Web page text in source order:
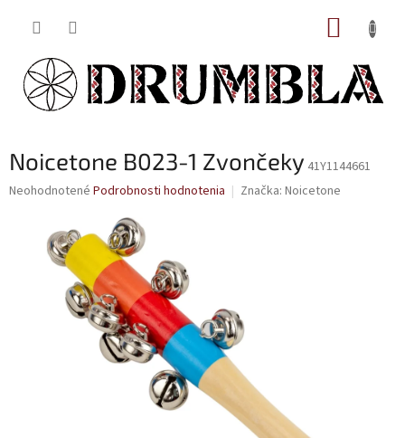
Noicetone B023-1 Zvončeky 41Y1144661
Priemerné
hviezdičiek.
Neohodnotené Podrobnosti hodnotenia Značka: Noicetone